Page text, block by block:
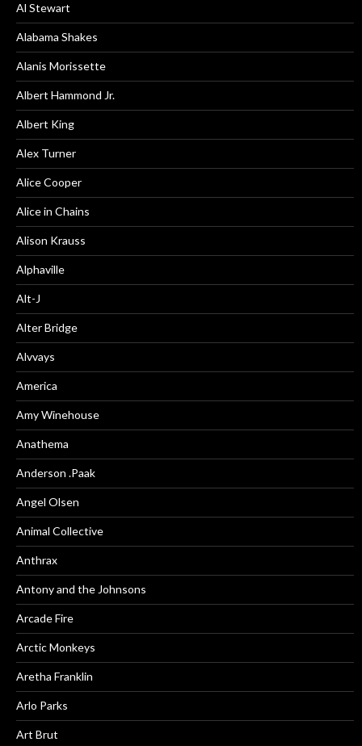
Al Stewart
Alabama Shakes
Alanis Morissette
Albert Hammond Jr.
Albert King
Alex Turner
Alice Cooper
Alice in Chains
Alison Krauss
Alphaville
Alt-J
Alter Bridge
Alvvays
America
Amy Winehouse
Anathema
Anderson .Paak
Angel Olsen
Animal Collective
Anthrax
Antony and the Johnsons
Arcade Fire
Arctic Monkeys
Aretha Franklin
Arlo Parks
Art Brut